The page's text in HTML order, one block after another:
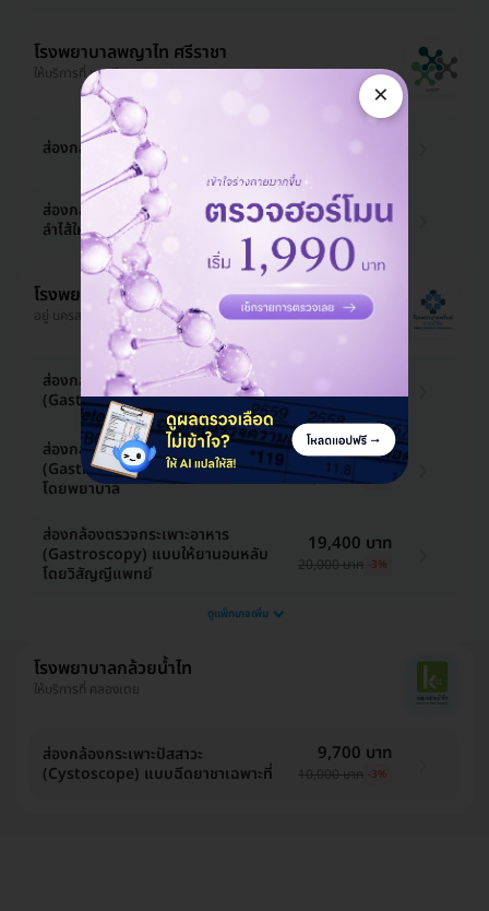
โรงพยาบาลพญาไท ศรีราชา
ให้บริการที่ ชลบุรี
ส่องกล้องกระเพาะอาหาร (EGD)
ส่องกล้องตรวจกระเพาะอาหารและ
ลำไส้ใหญ่ (Gastro-Colonoscopy)
โรงพยาบาลพริ้นซ์ ปากน้ำโพ
อยู่ นครสวรรค์, ใกล้ โมจิแม่กุหลาบ
ส่องกล้องตรวจกระเพาะอาหาร
(Gastroscopy) แบบใช้ยาชา
11,400 บาท -3%
ส่องกล้องตรวจกระเพาะอาหาร
(Gastroscopy) แบบให้ยานอนหลับ
โดยพยาบาล
15,520 บาท
16,000 บาท -3%
ส่องกล้องตรวจกระเพาะอาหาร
(Gastroscopy) แบบให้ยานอนหลับ
โดยวิสัญญีแพทย์
19,400 บาท
20,000 บาท -3%
ดูแพ็กเกจเพิ่ม
โรงพยาบาลกล้วยน้ำไท
ให้บริการที่ คลองเตย
ส่องกล้องกระเพาะปัสสาวะ
(Cystoscope) แบบฉีดยาชาเฉพาะที่
9,700 บาท
10,000 บาท -3%
×